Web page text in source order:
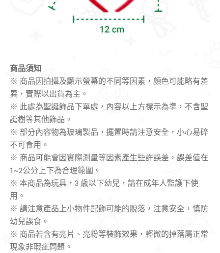
商品須知
※ 商品因拍攝及顯示螢幕的不同等因素，顏色可能略有差
異，實際以出貨為主。
※ 此處為聖誕飾品下單處，內容以上方標示為準，不含聖
誕樹等其他飾品。
※ 部分內容物為玻璃製品，擺置時請注意安全，小心易碎
不可食用。
※ 商品可能會因實際測量等因素產生些許誤差，誤差值在
1~2公分上下為合理範圍。
※ 本商品為玩具，3 歳以下幼兒，請在成年人監護下使
用。
※ 請注意產品上小物件配飾可能的脫落， 注意安全 ， 慎防
幼兒誤食。
※ 商品若含有亮片、亮粉等裝飾效果，輕微的掉落屬正常
現象非瑕疵問題。